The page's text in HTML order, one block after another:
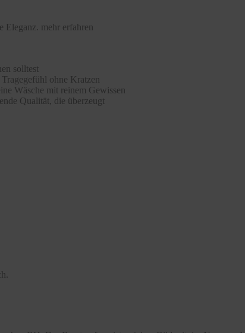
Eleganz. mehr erfahren
solltest
ohne Kratzen
Wäsche mit reinem Gewissen
Qualität, die überzeugt